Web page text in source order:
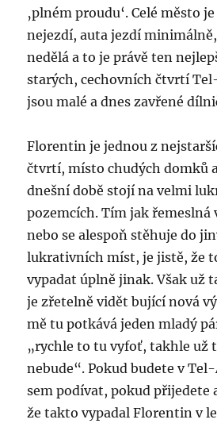
‚plném proudu‘. Celé město
nejezdí, auta jezdí
nedělá a to je právě ten
starých, cechovních čtvrtí
jsou malé a dnes zavřené
Florentin je jednou z
čtvrtí, místo chudých domků
dnešní době stojí na velmi
pozemcích. Tím jak řemeslná
nebo se alespoň stěhuje do
lukrativních míst, je jistě, že
vypadat úplně jinak. Však už
je zřetelně vidět bující nová
mě tu potkává jeden mladý
„rychle to tu vyfoť, takhle už
nebude“. Pokud budete v
sem podívat, pokud přijedete
že takto vypadal Florentin v